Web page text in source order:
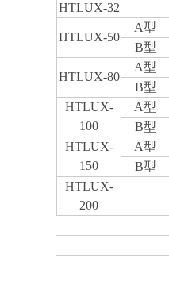
HTLUX-32
HTLUX-50
A型
B型
HTLUX-80
A型
B型
HTLUX-
100
A型
B型
HTLUX-
150
A型
B型
HTLUX-
200